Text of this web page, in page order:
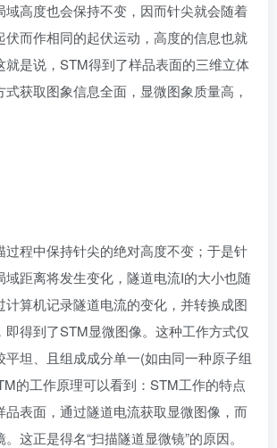
域高度也会保持不变，因而针尖就会随着
伏而作相同的起伏运动，高度的信息也就
就是说，STM得到了样品表面的三维立体
获取图象信息全面，显微图象质量高，
过程中保持针尖的绝对高度不变；于是针
域距离将发生变化，隧道电流I的大小也随
计算机记录隧道电流的变化，并转换成图
即得到了STM显微图像。这种工作方式仅
平坦、且组成成分单一(如由同一种原子组
的工作原理可以看到：STM工作的特点
品表面，通过隧道电流获取显微图像，而
这正是得名“扫描隧道显微镜”的原因。